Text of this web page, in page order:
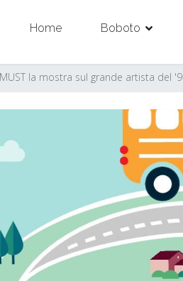
Home Boboto
la mostra sul grande artista del